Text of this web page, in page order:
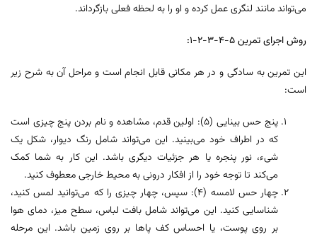
می‌تواند مانند لنگری عمل کرده و او را به لحظه فعلی بازگرداند.
روش اجرای تمرین ۵-۴-۳-۲-۱:
این تمرین به سادگی و در هر مکانی قابل انجام است و مراحل آن به شرح زیر
است:
پنج حس بینایی (۵): اولین قدم، مشاهده و نام بردن پنج چیزی است
که در اطراف خود می‌بینید. این می‌تواند شامل رنگ دیوار، شکل یک
شیء، نور پنجره یا هر جزئیات دیگری باشد. این کار به شما کمک
می‌کند تا توجه خود را از افکار درونی به محیط خارجی معطوف کنید.
چهار حس لامسه (۴): سپس، چهار چیزی را که می‌توانید لمس کنید،
شناسایی کنید. این می‌تواند شامل بافت لباس، سطح میز، دمای هوا
بر روی پوست، یا احساس کف پاها بر روی زمین باشد. این مرحله